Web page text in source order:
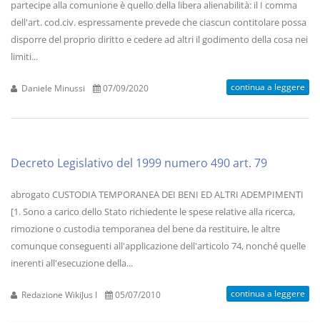
partecipe alla comunione è quello della libera alienabilità: il I comma
dell'art. cod.civ. espressamente prevede che ciascun contitolare possa
disporre del proprio diritto e cedere ad altri il godimento della cosa nei
limiti...
Daniele Minussi 07/09/2020 continua a leggere
Decreto Legislativo del 1999 numero 490 art. 79
abrogato CUSTODIA TEMPORANEA DEI BENI ED ALTRI ADEMPIMENTI
[1. Sono a carico dello Stato richiedente le spese relative alla ricerca,
rimozione o custodia temporanea del bene da restituire, le altre
comunque conseguenti all'applicazione dell'articolo 74, nonché quelle
inerenti all'esecuzione della...
Redazione WikiJus I 05/07/2010 continua a leggere